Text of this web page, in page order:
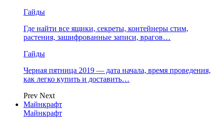
Гайды
Где найти все ящики, секреты, контейнеры стим,
растения, зашифрованные записи, врагов…
Гайды
Черная пятница 2019 — дата начала, время проведения,
как легко купить и доставить…
Prev Next
Майнкрафт
Майнкрафт